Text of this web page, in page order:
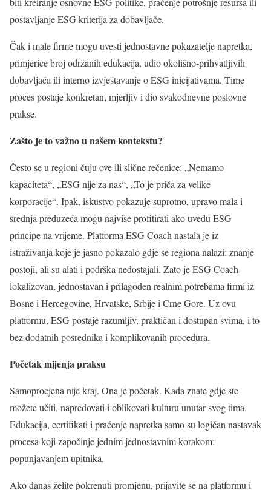
postavljanje ESG kriterija za dobavljače.
Čak i male firme mogu uvesti jednostavne pokazatelje napretka,
primjerice broj održanih edukacija, udio okolišno-prihvatljivih
dobavljača ili interno izvještavanje o ESG inicijativama. Time
proces postaje konkretan, mjerljiv i dio svakodnevne poslovne
prakse.
Zašto je to važno u našem kontekstu?
Često se u regioni čuju ove ili slične rečenice: „Nemamo
kapaciteta“, „ESG nije za nas“, „To je priča za velike
korporacije“. Ipak, iskustvo pokazuje suprotno, upravo mala i
srednja preduzeća mogu najviše profitirati ako uvedu ESG
principe na vrijeme. Platforma ESG Coach nastala je iz
istraživanja koje je jasno pokazalo gdje se regiona nalazi: znanje
postoji, ali su alati i podrška nedostajali. Zato je ESG Coach
lokalizovan, jednostavan i prilagođen realnim potrebama firmi iz
Bosne i Hercegovine, Hrvatske, Srbije i Crne Gore. Uz ovu
platformu, ESG postaje razumljiv, praktičan i dostupan svima, i to
bez dodatnih posrednika i komplikovanih procedura.
Početak mijenja praksu
Samoprocjena nije kraj. Ona je početak. Kada znate gdje ste
možete učiti, napredovati i oblikovati kulturu unutar svog tima.
Edukacija, certifikati i praćenje napretka samo su logičan nastavak
procesa koji započinje jednim jednostavnim korakom:
popunjavanjem upitnika.
Ako danas želite pokrenuti promjenu, prijavite se na platformu i